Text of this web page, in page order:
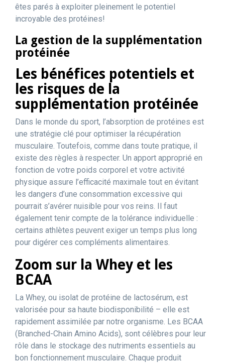
êtes parés à exploiter pleinement le potentiel
incroyable des protéines!
La gestion de la supplémentation
protéinée
Les bénéfices potentiels et
les risques de la
supplémentation protéinée
Dans le monde du sport, l’absorption de protéines est
une stratégie clé pour optimiser la récupération
musculaire. Toutefois, comme dans toute pratique, il
existe des règles à respecter. Un apport approprié en
fonction de votre poids corporel et votre activité
physique assure l’efficacité maximale tout en évitant
les dangers d’une consommation excessive qui
pourrait s’avérer nuisible pour vos reins. Il faut
également tenir compte de la tolérance individuelle :
certains athlètes peuvent exiger un temps plus long
pour digérer ces compléments alimentaires.
Zoom sur la Whey et les
BCAA
La Whey, ou isolat de protéine de lactosérum, est
valorisée pour sa haute biodisponibilité – elle est
rapidement assimilée par notre organisme. Les BCAA
(Branched-Chain Amino Acids), sont célèbres pour leur
rôle dans le stockage des nutriments essentiels au
bon fonctionnement musculaire. Chaque produit